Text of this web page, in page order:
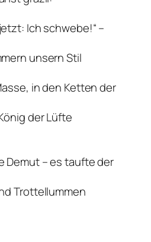
Ich schwebe!“ –
unsern Stil
in den Ketten der
der Lüfte
Demut – es taufte der
Trottellummen